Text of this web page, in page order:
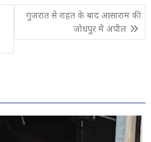
गुजरात से राहत के बाद आसाराम की
जोधपुर में अपील